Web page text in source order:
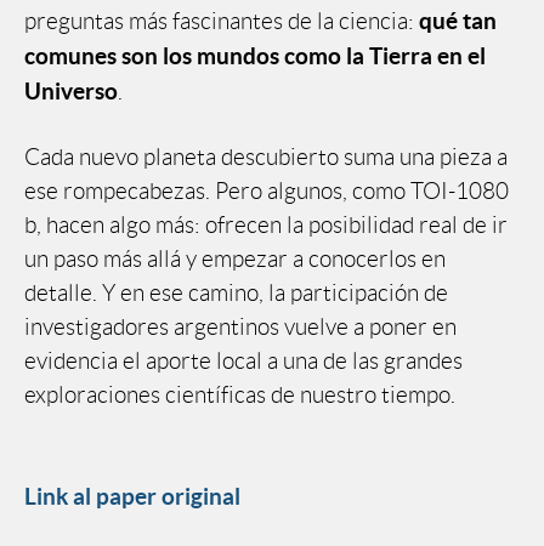
preguntas más fascinantes de la ciencia: qué tan
comunes son los mundos como la Tierra en el
Universo
Cada nuevo planeta descubierto suma una pieza a
ese rompecabezas. Pero algunos, como TOI-1080
b, hacen algo más: ofrecen la posibilidad real de ir
un paso más allá y empezar a conocerlos en
detalle. Y en ese camino, la participación de
investigadores argentinos vuelve a poner en
evidencia el aporte local a una de las grandes
exploraciones científicas de nuestro tiempo.
Link al paper original